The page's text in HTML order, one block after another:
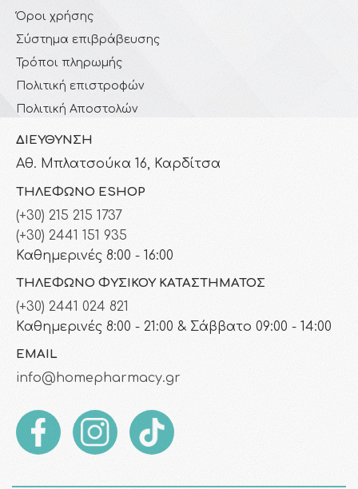
Όροι χρήσης
Σύστημα επιβράβευσης
Τρόποι πληρωμής
Πολιτική επιστροφών
Πολιτική Αποστολών
ΔΙΕΎΘΥΝΣΗ
Αθ. Μπλατσούκα 16, Καρδίτσα
ΤΗΛΈΦΩΝΟ ESHOP
(+30) 215 215 1737
(+30) 2441 151 935
Καθημερινές 8:00 - 16:00
ΤΗΛΈΦΩΝΟ ΦΥΣΙΚΟΎ ΚΑΤΑΣΤΉΜΑΤΟΣ
(+30) 2441 024 821
Καθημερινές 8:00 - 21:00 & Σάββατο 09:00 - 14:00
EMAIL
info@homepharmacy.gr